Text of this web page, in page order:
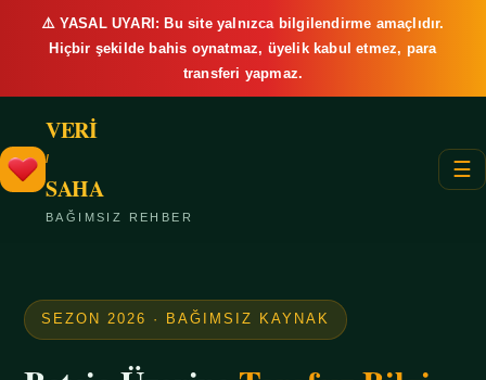
⚠️ YASAL UYARI: Bu site yalnızca bilgilendirme amaçlıdır.
Hiçbir şekilde bahis oynatmaz, üyelik kabul etmez, para
transferi yapmaz.
VERİ
/
SAHA
BAĞIMSIZ REHBER
☰
SEZON 2026 · BAĞIMSIZ KAYNAK